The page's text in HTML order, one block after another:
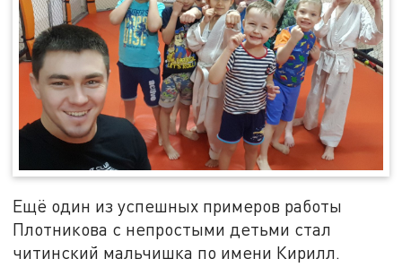
Ещё один из успешных примеров работы
Плотникова с непростыми детьми стал
читинский мальчишка по имени Кирилл.